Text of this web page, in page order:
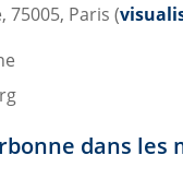
75005, Paris (
dans les